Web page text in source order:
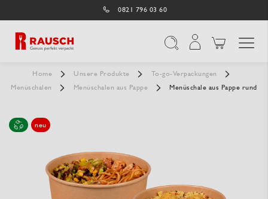
0821 796 03 60
Home Unsere Produkte
To-go-Verpackungen
Menüschalen
Menüschalen aus Pappe Menüschale aus Pappe rund
neu